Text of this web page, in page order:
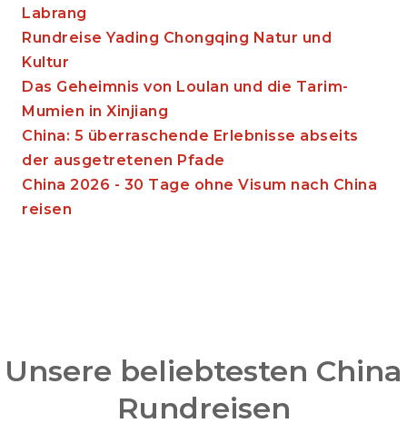
Labrang
Rundreise Yading Chongqing Natur und
Kultur
Das Geheimnis von Loulan und die Tarim-
Mumien in Xinjiang
China: 5 überraschende Erlebnisse abseits
der ausgetretenen Pfade
China 2026 - 30 Tage ohne Visum nach China
reisen
Unsere beliebtesten China
Rundreisen